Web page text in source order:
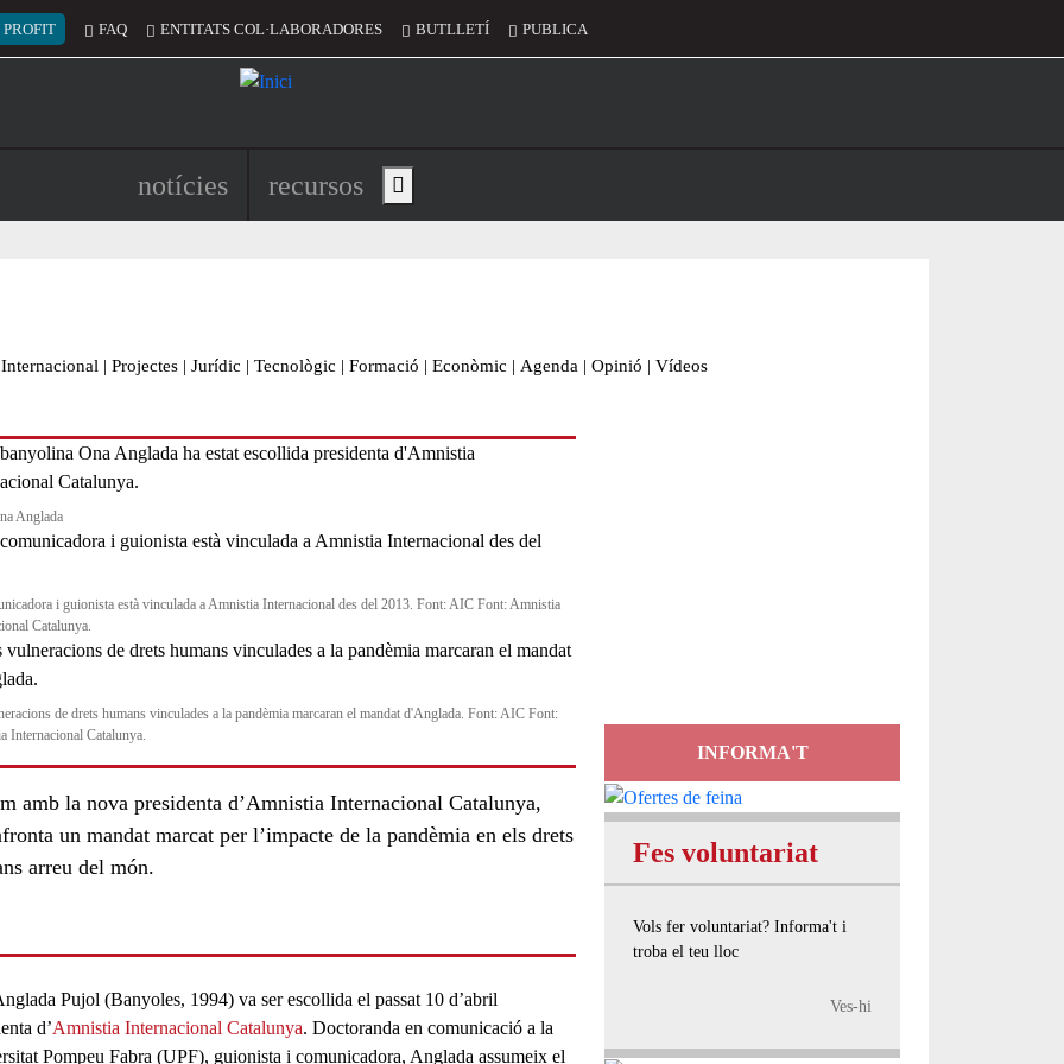
del compte d'usuari
PROFIT FAQ ENTITATS COL·LABORADORES BUTLLETÍ PUBLICA
Navegació principal de l'encapçalament
notícies recursos Show main menu
Internacional | Projectes | Jurídic | Tecnològic | Formació | Econòmic | Agenda | Opinió | Vídeos
Anglada
i guionista està vinculada a Amnistia Internacional des del 2013. Font: AIC Font: Amnistia
Catalunya.
de drets humans vinculades a la pandèmia marcaran el mandat d'Anglada. Font: AIC Font:
Internacional Catalunya.
amb la nova presidenta d’Amnistia Internacional Catalunya,
un mandat marcat per l’impacte de la pandèmia en els drets
arreu del món.
Pujol (Banyoles, 1994) va ser escollida el passat 10 d’abril
d’Amnistia Internacional Catalunya. Doctoranda en comunicació a la
Pompeu Fabra (UPF), guionista i comunicadora, Anglada assumeix el
INFORMA'T
Fes voluntariat
Vols fer voluntariat? Informa't i
troba el teu lloc
Ves-hi